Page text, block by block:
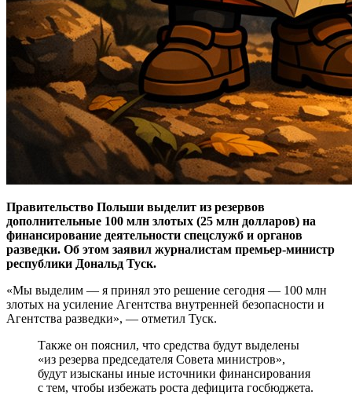
Правительство Польши выделит из резервов
дополнительные 100 млн злотых (25 млн долларов) на
финансирование деятельности спецслужб и органов
разведки. Об этом заявил журналистам премьер-министр
республики Дональд Туск.
«Мы выделим — я принял это решение сегодня — 100 млн
злотых на усиление Агентства внутренней безопасности и
Агентства разведки», — отметил Туск.
Также он пояснил, что средства будут выделены
«из резерва председателя Совета министров»,
будут изысканы иные источники финансирования
с тем, чтобы избежать роста дефицита госбюджета.